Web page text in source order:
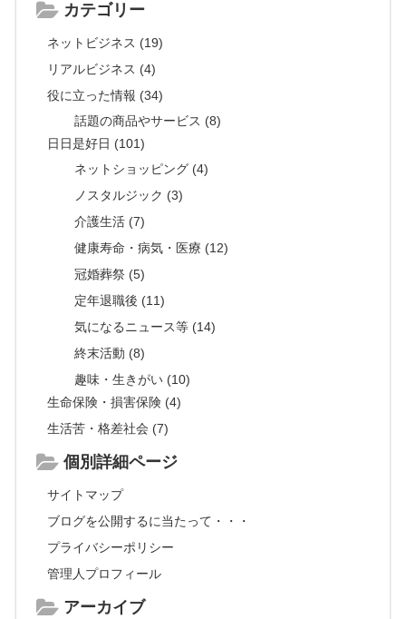
カテゴリー
ネットビジネス (19)
リアルビジネス (4)
役に立った情報 (34)
話題の商品やサービス (8)
日日是好日 (101)
ネットショッピング (4)
ノスタルジック (3)
介護生活 (7)
健康寿命・病気・医療 (12)
冠婚葬祭 (5)
定年退職後 (11)
気になるニュース等 (14)
終末活動 (8)
趣味・生きがい (10)
生命保険・損害保険 (4)
生活苦・格差社会 (7)
個別詳細ページ
サイトマップ
ブログを公開するに当たって・・・
プライバシーポリシー
管理人プロフィール
アーカイブ